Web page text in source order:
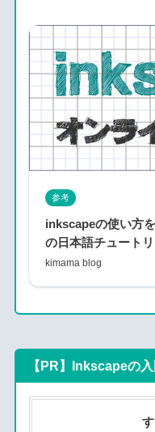
参考
inkscapeの使い方
の日本語チュート
kimama blog
【PR】Inkscapeの